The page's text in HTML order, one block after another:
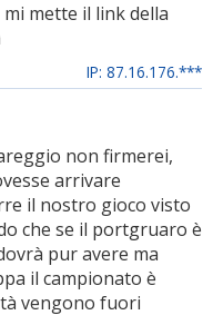
mi mette il link della
IP: 87.16.176.***
non firmerei,
arrivare
il nostro gioco visto
che se il portgruaro è
pur avere ma
il campionato è
vengono fuori